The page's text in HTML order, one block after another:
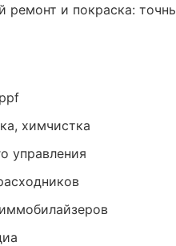
ремонт и покраска:
химчистка
управления